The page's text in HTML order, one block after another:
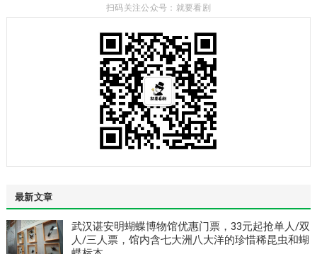
扫码关注公众号：就要看剧
最新文章
武汉谌安明蝴蝶博物馆优惠门票，33元起抢单人/双
人/三人票，馆内含七大洲八大洋的珍惜稀昆虫和蝴